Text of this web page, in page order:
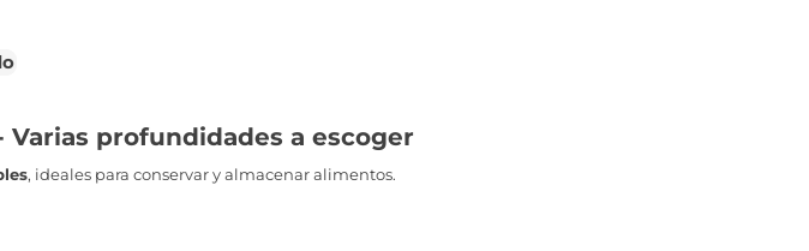
Varias profundidades a escoger
, ideales para conservar y almacenar alimentos.